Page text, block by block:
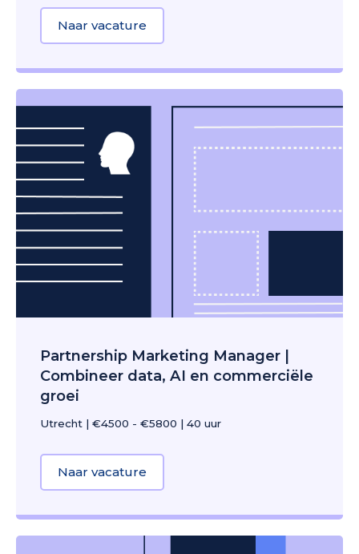
Naar vacature
Partnership Marketing Manager |
Combineer data, AI en commerciële
groei
Utrecht | €4500 - €5800 | 40 uur
Naar vacature